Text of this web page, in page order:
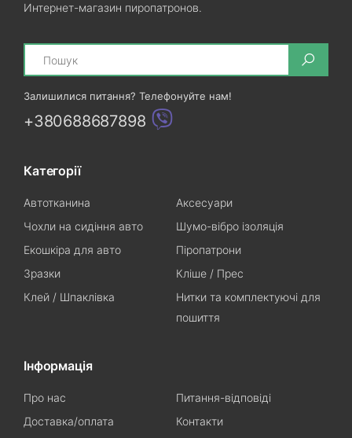
Интернет-магазин пиропатронов.
Search
Залишилися питання? Телефонуйте нам!
+380688687898
Категорії
Автотканина
Аксесуари
Чохли на сидіння авто
Шумо-вібро ізоляція
Екошкіра для авто
Піропатрони
Зразки
Кліше / Прес
Клей / Шпаклівка
Нитки та комплектуючі для
пошиття
Інформація
Про нас
Питання-відповіді
Доставка/оплата
Контакти